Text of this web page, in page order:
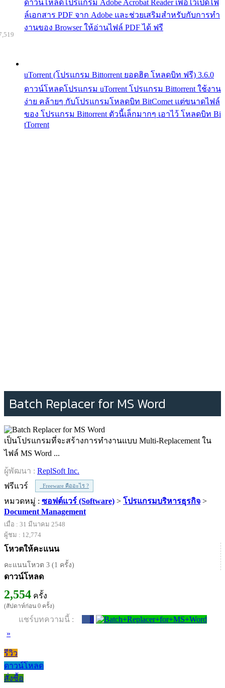
ดาวน์โหลดโปรแกรม Adobe Acrobat Reader เพื่อไว้เปิดไฟ
ล์เอกสาร PDF จาก Adobe และช่วยเสริมสำหรับกับการทำ
งานของ Browser ให้อ่านไฟล์ PDF ได้ ฟรี
uTorrent (โปรแกรม Bittorrent ยอดฮิต โหลดบิท ฟรี) 3.6.0
ดาวน์โหลดโปรแกรม uTorrent โปรแกรม Bittorrent ใช้งาน
ง่าย คล้ายๆ กับโปรแกรมโหลดบิท BitComet แต่ขนาดไฟล์
ของ โปรแกรม Bittorrent ตัวนี้เล็กมากๆ เอาไว้ โหลดบิท Bi
tTorrent
Batch Replacer for MS Word
เป็นโปรแกรมที่จะสร้างการทำงานแบบ Multi-Replacement ใน
ไฟล์ MS Word ...
ผู้พัฒนา : ReplSoft Inc.
ฟรีแวร์
Freeware คืออะไร ?
หมวดหมู่ : ซอฟต์แวร์ (Software) > โปรแกรมบริหารธุรกิจ >
Document Management
เมื่อ : 31 มีนาคม 2548
ผู้ชม : 12,774
โหวตให้คะแนน
คะแนนโหวต 3 (1 ครั้ง)
ดาวน์โหลด
2,554 ครั้ง
(สัปดาห์ก่อน 0 ครั้ง)
แชร์บทความนี้ :
0
»
รีวิว
ดาวน์โหลด
สั่งซื้อ